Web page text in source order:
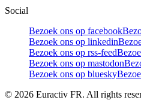
Social
Bezoek ons op facebook
Bezoek ons op linkedin
Bezoek ons op rss-feed
Bezoek ons op mastodon
Bezoek ons op bluesky
© 2026 Euractiv FR. All rights